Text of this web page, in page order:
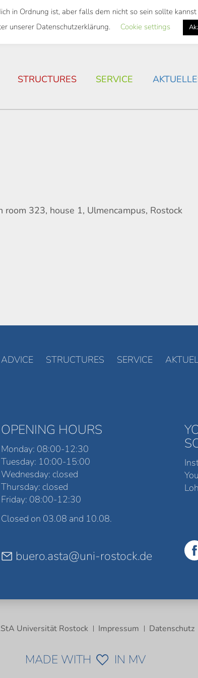
TICKET HOUSING SITUATION IN
STRUCTURES SERVICE
323, house 1, Ulmencampus, Rostock
ADVICE STRUCTURES SERVICE
OPENING HOURS
Monday: 08:00-12:30
Tuesday: 10:00-15:00
Wednesday: closed
Thursday: closed
Friday: 08:00-12:30
Closed on 03.08 and 10.08.
buero.asta@uni-rostock.de
Universität Rostock Impressum Datenschutz
MADE WITH IN MV
in Ordnung ist, aber falls dem nicht so sein sollte
unserer Datenschutzerklärung.
Cookie settings